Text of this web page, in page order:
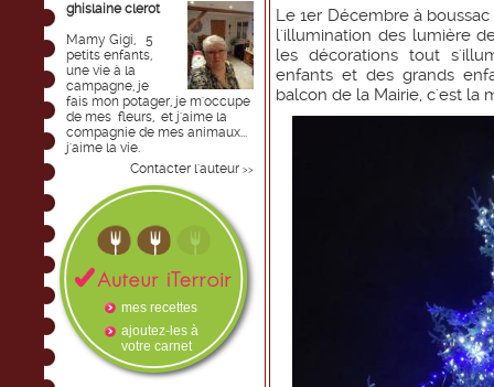
ghislaine clerot
Mamy Gigi, 5
petits enfants,
une vie à la
campagne, je
fais mon potager, je m'occupe
de mes fleurs, et j'aime la
compagnie de mes animaux...
j'aime la vie.
Contacter l'auteur >>
mes recettes
ajoutez-les à
votre carnet
Le 1er Décembre à
l'illumination des lumière
les décorations tout
enfants et des grands
balcon de la Mairie, c'est la